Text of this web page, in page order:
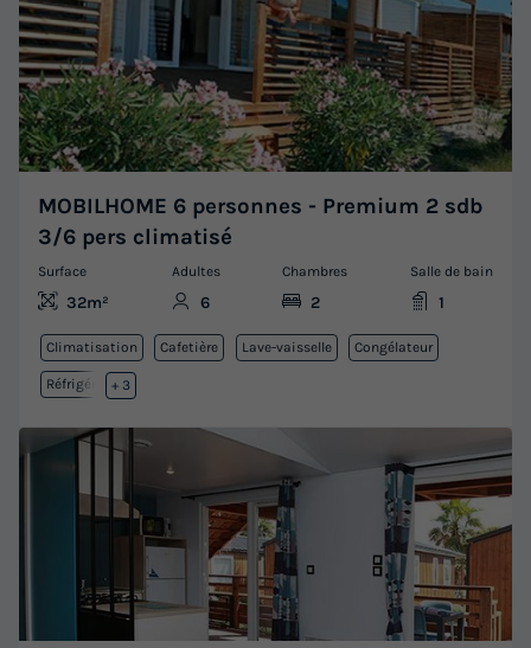
MOBILHOME 6 personnes - Premium 2 sdb
3/6 pers climatisé
Surface
32m²
Adultes
6
Chambres
2
Salle de bain
1
Climatisation Cafetière Lave-vaisselle Congélateur
Réfrigérateur
+ 3